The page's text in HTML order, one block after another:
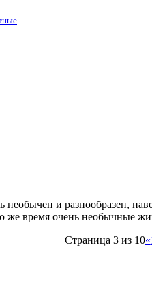
и разнообразен,
же время очень необычные
Страница 3 из 10«